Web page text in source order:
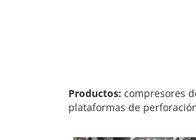
Productos: compresores
plataformas de